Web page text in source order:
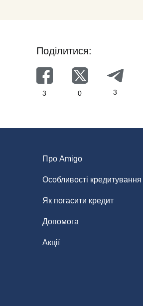
Поділитися:
3 0 3
Про Amigo
Особливості кредитування
Як погасити кредит
Допомога
Акції